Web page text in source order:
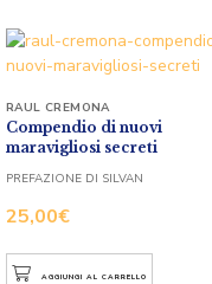
Compendio di nuovi
maravigliosi secreti
25,00€
RAUL CREMONA
PREFAZIONE DI SILVAN
AGGIUNGI AL CARRELLO